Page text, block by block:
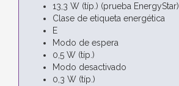
13,3 W (típ.) (prueba EnergyStar)
Clase de etiqueta energética
E
Modo de espera
0,5 W (típ.)
Modo desactivado
0,3 W (típ.)